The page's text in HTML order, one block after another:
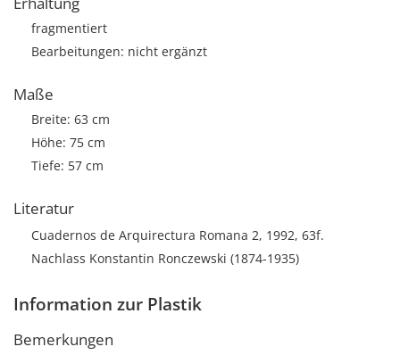
fragmentiert
Bearbeitungen: nicht ergänzt
Maße
Breite: 63 cm
Höhe: 75 cm
Tiefe: 57 cm
Literatur
Cuadernos de Arquirectura Romana 2, 1992, 63f.
Nachlass Konstantin Ronczewski (1874-1935)
Information zur Plastik
Bemerkungen